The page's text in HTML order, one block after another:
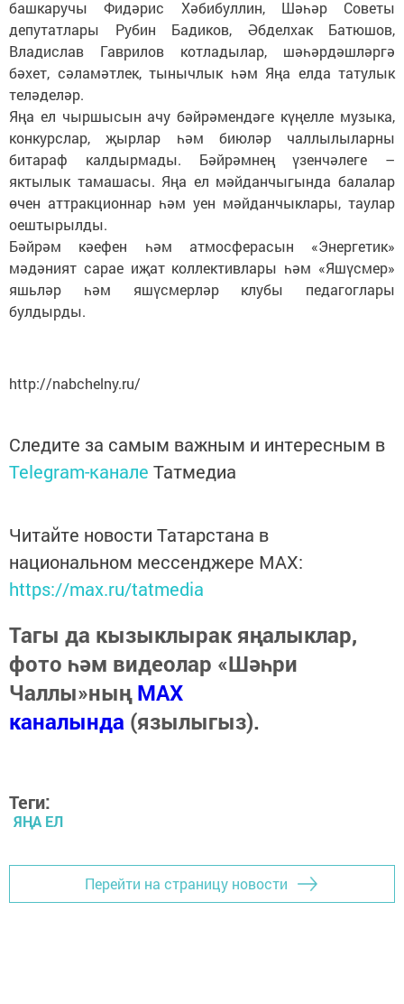
башкаручы Фидәрис Хәбибуллин, Шәһәр Советы
депутатлары Рубин Бадиков, Әбделхак Батюшов,
Владислав Гаврилов котладылар, шәһәрдәшләргә
бәхет, сәламәтлек, тынычлык һәм Яңа елда татулык
теләделәр.
Яңа ел чыршысын ачу бәйрәмендәге күңелле музыка,
конкурслар, җырлар һәм биюләр чаллылыларны
битараф калдырмады. Бәйрәмнең үзенчәлеге –
яктылык тамашасы. Яңа ел мәйданчыгында балалар
өчен аттракционнар һәм уен мәйданчыклары, таулар
оештырылды.
Бәйрәм кәефен һәм атмосферасын «Энергетик»
мәдәният сарае иҗат коллективлары һәм «Яшүсмер»
яшьләр һәм яшүсмерләр клубы педагоглары
булдырды.
http://nabchelny.ru/
Следите за самым важным и интересным в
Telegram-канале Татмедиа
Читайте новости Татарстана в
национальном мессенджере MАХ:
https://max.ru/tatmedia
Тагы да кызыклырак яңалыклар,
фото һәм видеолар «Шәһри
Чаллы»ныңMAX
каналында (язылыгыз).
Теги:
ЯҢА ЕЛ
Перейти на страницу новости